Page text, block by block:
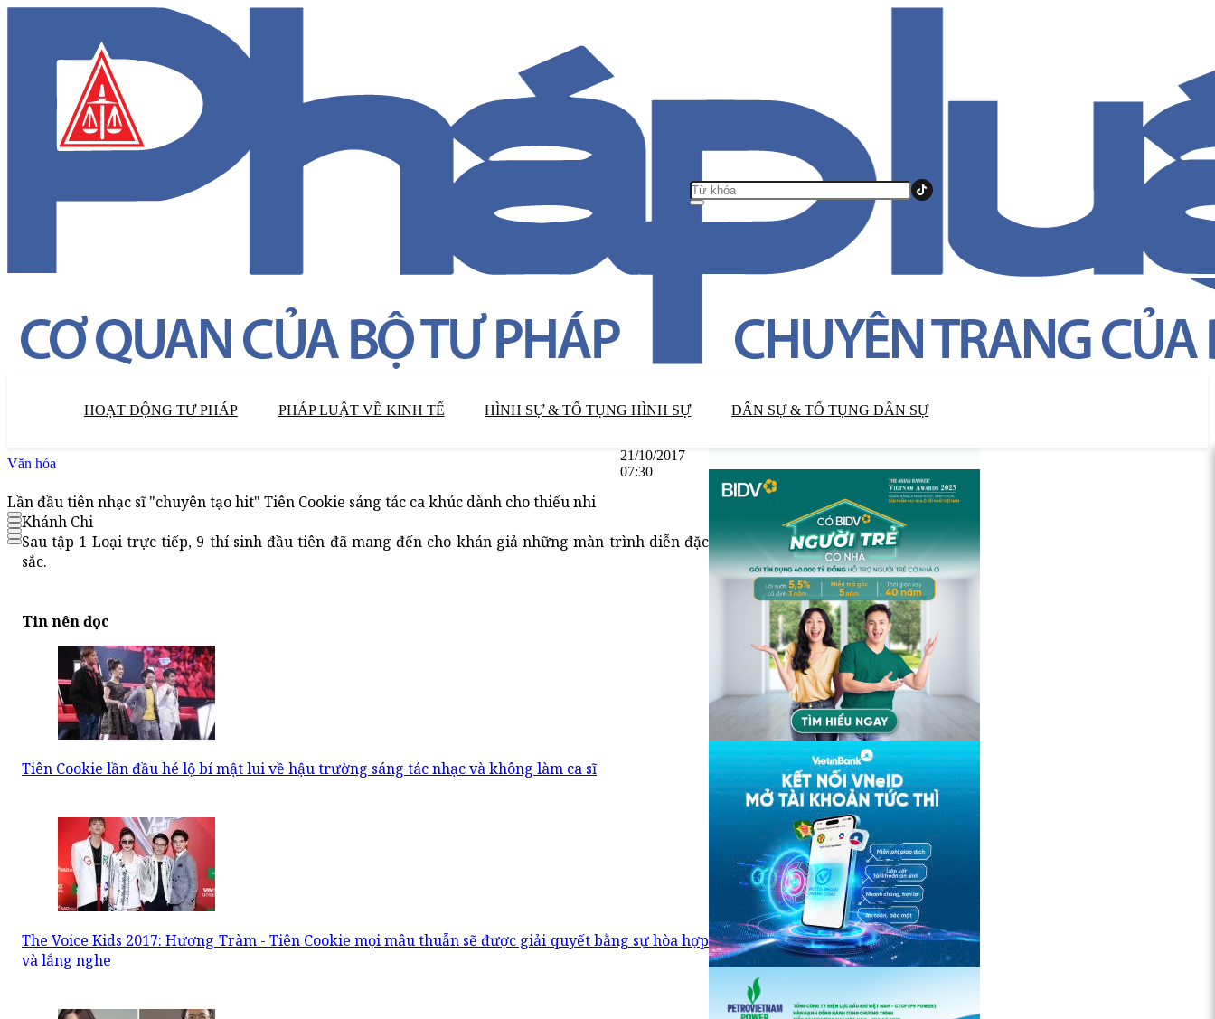
HOẠT ĐỘNG TƯ PHÁP PHÁP LUẬT VỀ KINH TẾ HÌNH SỰ & TỐ TỤNG HÌNH SỰ DÂN SỰ & TỐ TỤNG DÂN SỰ
Văn hóa
21/10/2017
07:30
Lần đầu tiên nhạc sĩ "chuyên tạo hit" Tiên Cookie sáng tác ca khúc dành cho thiếu nhi
Khánh Chi
Sau tập 1 Loại trực tiếp, 9 thí sinh đầu tiên đã mang đến cho khán giả những màn trình diễn đặc
sắc.
Tin nên đọc
Tiên Cookie lần đầu hé lộ bí mật lui về hậu trường sáng tác nhạc và không làm ca sĩ
The Voice Kids 2017: Hương Tràm - Tiên Cookie mọi mâu thuẫn sẽ được giải quyết bằng sự hòa hợp
và lắng nghe